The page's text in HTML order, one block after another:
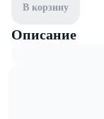
В корзину
Описание